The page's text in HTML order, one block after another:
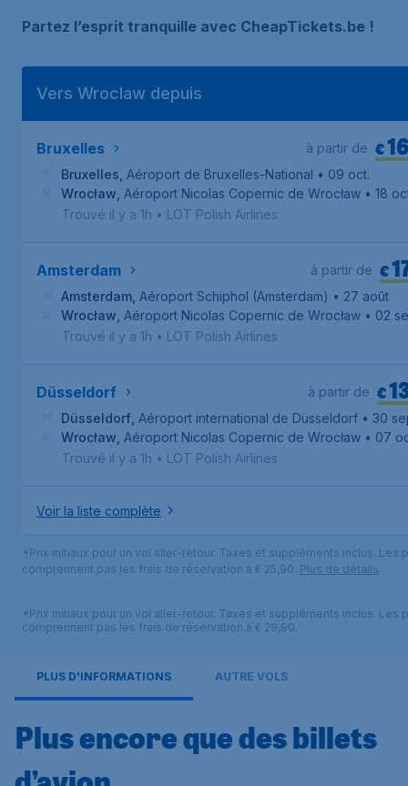
Partez l’esprit tranquille avec CheapTickets.be !
Vers Wroclaw depuis
Bruxelles €
à partir de
Bruxelles Aéroport de Bruxelles-National • 09 oct.
Wrocław Aéroport Nicolas Copernic de Wrocław • 18
Trouvé il y a 1h • LOT Polish Airlines
Amsterdam €
à partir de
Amsterdam Aéroport Schiphol (Amsterdam) • 27 août
Wrocław Aéroport Nicolas Copernic de Wrocław • 02
Trouvé il y a 1h • LOT Polish Airlines
Düsseldorf €
à partir de
Düsseldorf Aéroport international de Düsseldorf • 30
Wrocław Aéroport Nicolas Copernic de Wrocław • 07
Trouvé il y a 1h • LOT Polish Airlines
Voir la liste complète
*Prix initiaux pour un vol aller-retour. Taxes et suppléments inclus. Les
comprennent pas les frais de réservation à € 25,90. Plus de détails
*Prix initiaux pour un vol aller-retour. Taxes et suppléments inclus. Les
comprennent pas les frais de réservation à € 29,90.
PLUS D'INFORMATIONS AUTRE VOLS
Plus encore que des billets